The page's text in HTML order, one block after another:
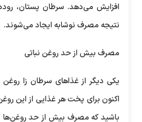
افزایش می‌دهد. سرطان پستان، روده
نتیجه مصرف نوشابه ایجاد می‌شوند.
مصرف بیش از حد روغن نباتی
یکی دیگر از غذا‌های سرطان زا روغن
اکنون برای پخت هر غذایی از این
باشید که مصرف بیش از حد روغن‌ها